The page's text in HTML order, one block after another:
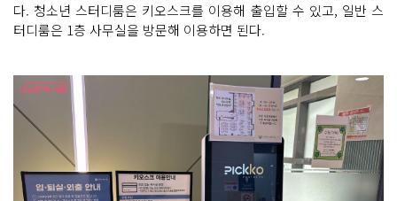
다. 청소년 스터디룸은 키오스크를 이용해 출입할 수 있고, 일반 스
터디룸은 1층 사무실을 방문해 이용하면 된다.